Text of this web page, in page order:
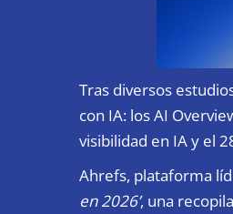
Tras diversos
con IA: los AI
visibilidad en IA y el
Ahrefs, plataforma
en 2026’, una